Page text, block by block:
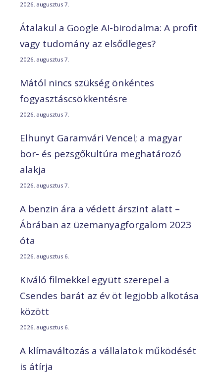
2026. augusztus 7.
Átalakul a Google AI-birodalma: A profit
vagy tudomány az elsődleges?
2026. augusztus 7.
Mától nincs szükség önkéntes
fogyasztáscsökkentésre
2026. augusztus 7.
Elhunyt Garamvári Vencel; a magyar
bor- és pezsgőkultúra meghatározó
alakja
2026. augusztus 7.
A benzin ára a védett árszint alatt –
Ábrában az üzemanyagforgalom 2023
óta
2026. augusztus 6.
Kiváló filmekkel együtt szerepel a
Csendes barát az év öt legjobb alkotása
között
2026. augusztus 6.
A klímaváltozás a vállalatok működését
is átírja